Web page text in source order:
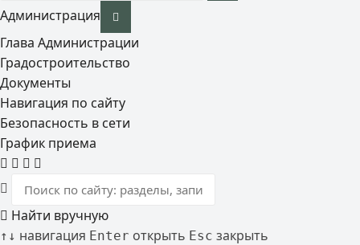
Администрация
Глава Администрации
Градостроительство
Документы
Навигация по сайту
Безопасность в сети
График приема
Найти вручную
↑ ↓ навигация Enter открыть Esc закрыть